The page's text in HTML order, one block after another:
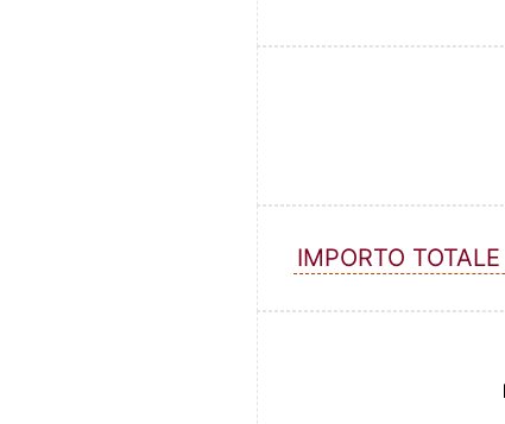
IMPORTO TOTALE